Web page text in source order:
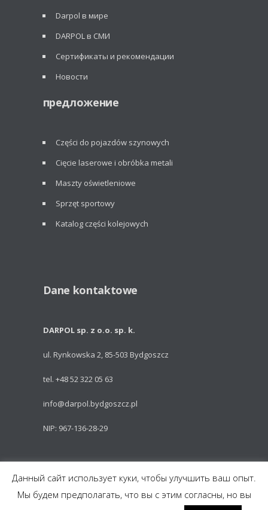
Darpol в мире
DARPOL в СМИ
Сертификаты и рекомендации
Новости
предложение
Części do pojazdów szynowych
Cięcie laserowe i obróbka metali
Maszty oświetleniowe
Sprzęt sportowy
Katalog części kolejowych
Dane kontaktowe
DARPOL sp. z o.o. sp. k.
ul. Rynkowska 2, 85-503 Bydgoszcz
tel. +48 52 322 05 63
info@darpol.bydgoszcz.pl
NIP: 967-136-28-29
Powered by: Talem Technologies
Części do pojazdów szynowych
Данный сайт использует куки, чтобы улучшить ваш опыт.
Мы будем предполагать, что вы с этим согласны, но вы